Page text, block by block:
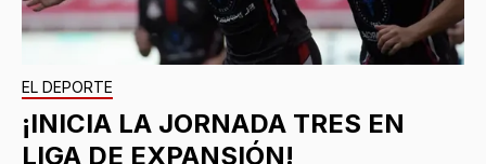
EL DEPORTE
¡INICIA LA JORNADA TRES EN
LIGA DE EXPANSIÓN!